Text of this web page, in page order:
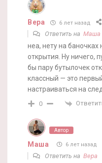
Вера 6 лет назад
Ответить на Маша
неа, нету на баночках
открытия. Ну ничего,
бы пару бутылочек
классный — это
настраиваться на
0
Автор
Маша 6 лет назад
Ответить на Вера